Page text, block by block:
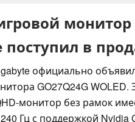
монитор
поступил в
официально
GO27Q24G WOLED.
монитор без рамок
Гц с поддержкой Nvidia